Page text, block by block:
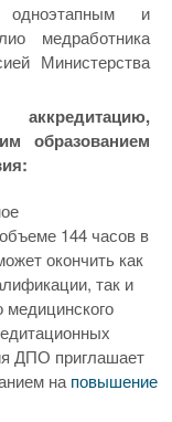
одноэтапным и
медработника
Министерства
образованием
144 часов в
окончить как
так и
медицинского
ДПО приглашает
на повышение